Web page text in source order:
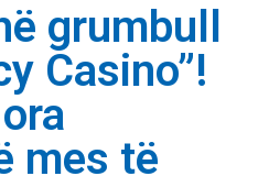
grumbull
Casino”!
mes të